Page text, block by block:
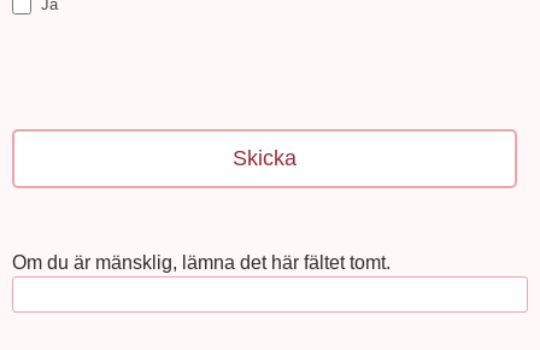
Ja
Om du är mänsklig, lämna det här fältet tomt.